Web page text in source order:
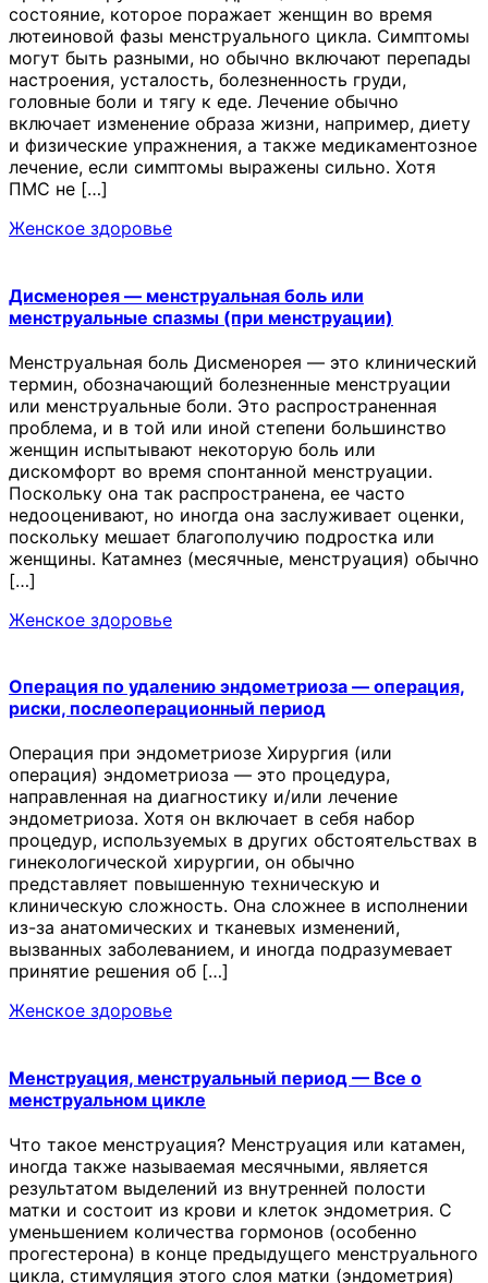
состояние, которое поражает женщин во время
лютеиновой фазы менструального цикла. Симптомы
могут быть разными, но обычно включают перепады
настроения, усталость, болезненность груди,
головные боли и тягу к еде. Лечение обычно
включает изменение образа жизни, например, диету
и физические упражнения, а также медикаментозное
лечение, если симптомы выражены сильно. Хотя
ПМС не […]
Женское здоровье
Дисменорея — менструальная боль или
менструальные спазмы (при менструации)
Менструальная боль Дисменорея — это клинический
термин, обозначающий болезненные менструации
или менструальные боли. Это распространенная
проблема, и в той или иной степени большинство
женщин испытывают некоторую боль или
дискомфорт во время спонтанной менструации.
Поскольку она так распространена, ее часто
недооценивают, но иногда она заслуживает оценки,
поскольку мешает благополучию подростка или
женщины. Катамнез (месячные, менструация) обычно
[…]
Женское здоровье
Операция по удалению эндометриоза — операция,
риски, послеоперационный период
Операция при эндометриозе Хирургия (или
операция) эндометриоза — это процедура,
направленная на диагностику и/или лечение
эндометриоза. Хотя он включает в себя набор
процедур, используемых в других обстоятельствах в
гинекологической хирургии, он обычно
представляет повышенную техническую и
клиническую сложность. Она сложнее в исполнении
из-за анатомических и тканевых изменений,
вызванных заболеванием, и иногда подразумевает
принятие решения об […]
Женское здоровье
Менструация, менструальный период — Все о
менструальном цикле
Что такое менструация? Менструация или катамен,
иногда также называемая месячными, является
результатом выделений из внутренней полости
матки и состоит из крови и клеток эндометрия. С
уменьшением количества гормонов (особенно
прогестерона) в конце предыдущего менструального
цикла, стимуляция этого слоя матки (эндометрия)